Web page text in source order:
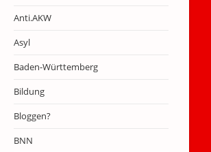
Anti.AKW
Asyl
Baden-Württemberg
Bildung
Bloggen?
BNN